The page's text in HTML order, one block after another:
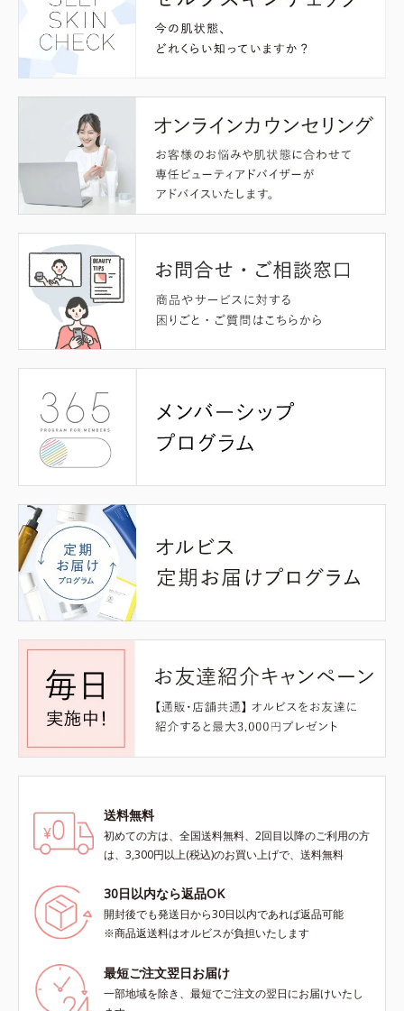
送料無料
初めての方は、全国送料無料、2回目以降のご利用の方
は、3,300円以上(税込)のお買い上げで、送料無料
30日以内なら返品OK
開封後でも発送日から30日以内であれば返品可能
※商品返送料はオルビスが負担いたします
最短ご注文翌日お届け
一部地域を除き、最短でご注文の翌日にお届けいたし